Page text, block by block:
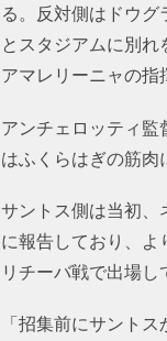
る。反対側はドウ
とスタジアムに別
アマレリーニャの指
アンチェロッティ
はふくらはぎの筋肉
サントス側は当初、
に報告しており、
リチーバ戦で出場し
「招集前にサント